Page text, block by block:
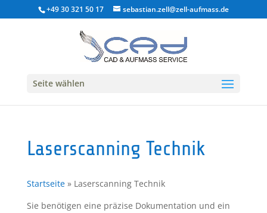
+49 30 321 50 17 sebastian.zell@zell-aufmass.de
Seite wählen
Laserscanning Technik
Startseite» Laserscanning Technik
Sie benötigen eine präzise Dokumentation und ein